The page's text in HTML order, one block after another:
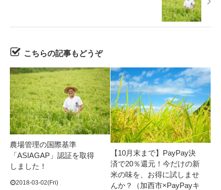
こちらの記事もどうぞ
農場管理の国際基準
「ASIAGAP」認証を取得
しました！
2018-03-02(Fri)
【10月末まで】PayPay決
済で20％還元！今だけの新
米の味を、お得に試しませ
んか？（加西市×PayPayキ